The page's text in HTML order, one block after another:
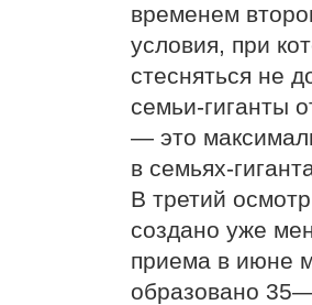
временем
условия, при
стесняться не
семьи-гиганты
— это
в семьях-
В третий
создано уже
приема в июне
образовано